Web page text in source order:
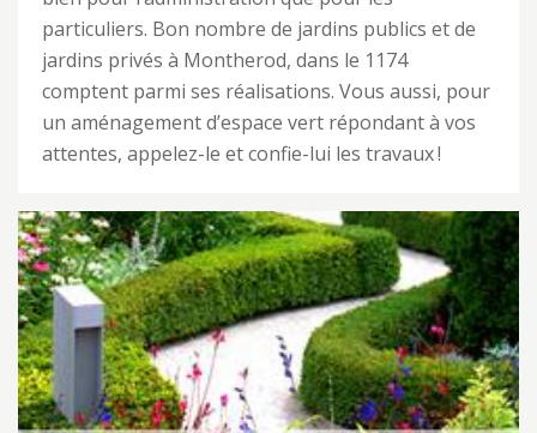
particuliers. Bon nombre de jardins publics et de
jardins privés à Montherod, dans le 1174
comptent parmi ses réalisations. Vous aussi, pour
un aménagement d’espace vert répondant à vos
attentes, appelez-le et confie-lui les travaux !